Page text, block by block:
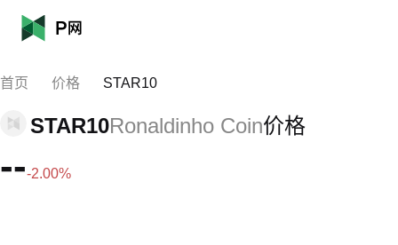
首页 价格 STAR10
STAR10Ronaldinho Coin价格
---2.00%